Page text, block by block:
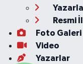
Resmi
Foto Galeri
Video
Yazarlar